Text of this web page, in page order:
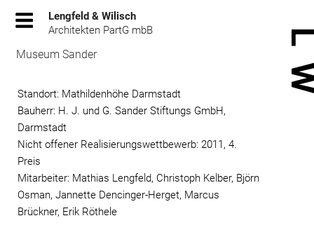
Inhalt
springen
Lengfeld & Wilisch
Architekten PartG mbB
Museum Sander
Standort: Mathildenhöhe Darmstadt
Bauherr: H. J. und G. Sander Stiftungs GmbH,
Darmstadt
Nicht offener Realisierungswettbewerb: 2011, 4.
Preis
Mitarbeiter: Mathias Lengfeld, Christoph Kelber, Björn
Osman, Jannette Dencinger-Herget, Marcus
Brückner, Erik Röthele